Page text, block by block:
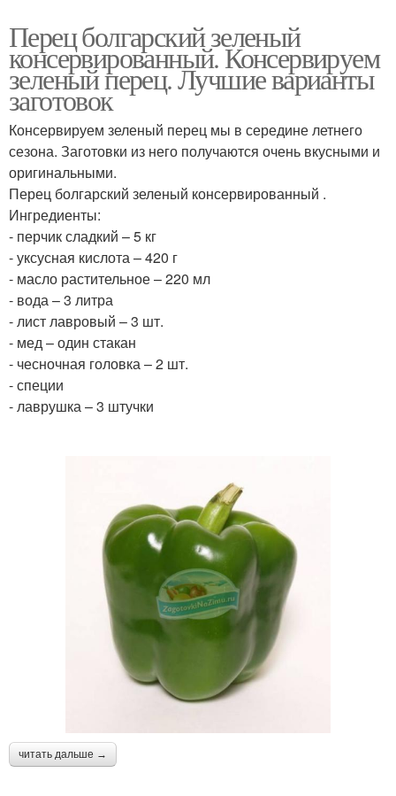
Перец болгарский зеленый
консервированный. Консервируем
зеленый перец. Лучшие варианты
заготовок
Консервируем зеленый перец мы в середине летнего
сезона. Заготовки из него получаются очень вкусными и
оригинальными.
Перец болгарский зеленый консервированный .
Ингредиенты:
- перчик сладкий – 5 кг
- уксусная кислота – 420 г
- масло растительное – 220 мл
- вода – 3 литра
- лист лавровый – 3 шт.
- мед – один стакан
- чесночная головка – 2 шт.
- специи
- лаврушка – 3 штучки
читать дальше →